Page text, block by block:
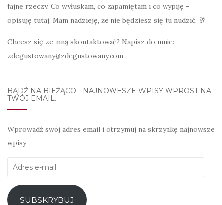
fajne rzeczy. Co wyłuskam, co zapamiętam i co wypiję -
opisuję tutaj. Mam nadzieję, że nie będziesz się tu nudzić. 🥂
Chcesz się ze mną skontaktować? Napisz do mnie:
zdegustowany@zdegustowany.com.
BĄDŹ NA BIEŻĄCO - NAJNOWESZE WPISY WPROST NA
TWÓJ EMAIL.
Wprowadź swój adres email i otrzymuj na skrzynkę najnowsze
wpisy
Adres
mail
SUBSKRYBUJ